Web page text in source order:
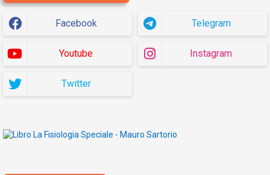
Facebook Telegram
Youtube Instagram
Twitter